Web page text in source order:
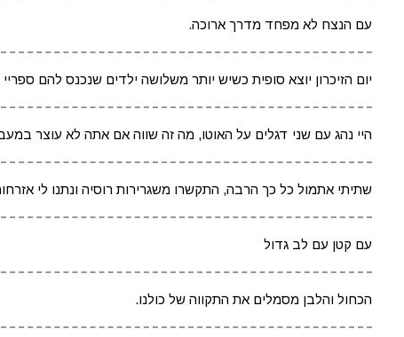
עם הנצח לא מפחד מדרך ארוכה.
יום הזיכרון יוצא סופית כשיש יותר משלושה ילדים שנכנס להם ספריי
היי נהג עם שני דגלים על האוטו, מה זה שווה אם אתה לא עוצר
שתיתי אתמול כל כך הרבה, התקשרו משגרירות רוסיה ונתנו לי
עם קטן עם לב גדול
הכחול והלבן מסמלים את התקווה של כולנו.